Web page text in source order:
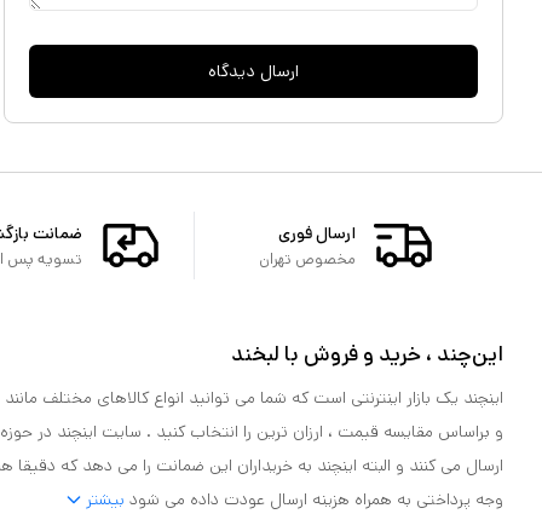
ارسال دیدگاه
ارسال فوری
مخصوص تهران
ضمانت
تسویه پس از
این‌چند ، خرید و فروش با لبخند
اینچند یک بازار اینترنتی است که شما می توانید انواع کالاهای مختلف
و براساس مقایسه قیمت ، ارزان ترین را انتخاب کنید . سایت اینچند در
ارسال می کنند و البته اینچند به خریداران این ضمانت را می دهد که
وجه پرداختی به همراه هزینه ارسال عودت داده می شود بیشتر